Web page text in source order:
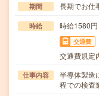
期間 長期でお仕
時給 時給1580円
交通費
交通費規定
仕事内容
半導体製造
程での検査